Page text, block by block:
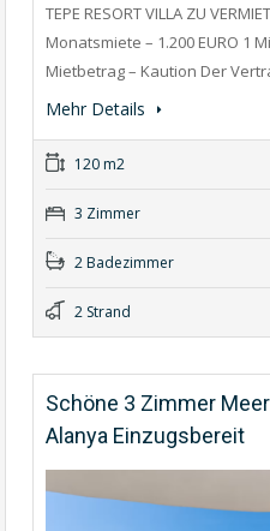
TEPE RESORT VILLA ZU
Monatsmiete – 1.200 EURO 1
Mietbetrag – Kaution Der
Mehr Details
120 m2
3 Zimmer
2 Badezimmer
2 Strand
Schöne 3 Zimmer
Alanya Einzugsbereit